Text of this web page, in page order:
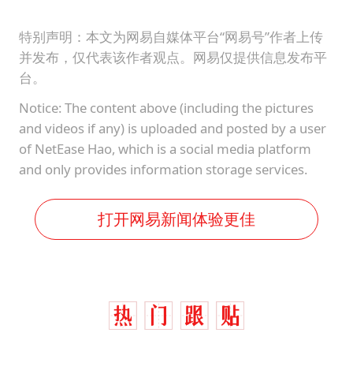
特别声明：本文为网易自媒体平台“网易号”作者上传
并发布，仅代表该作者观点。网易仅提供信息发布平
台。
Notice: The content above (including the pictures
and videos if any) is uploaded and posted by a user
of NetEase Hao, which is a social media platform
and only provides information storage services.
打开网易新闻体验更佳